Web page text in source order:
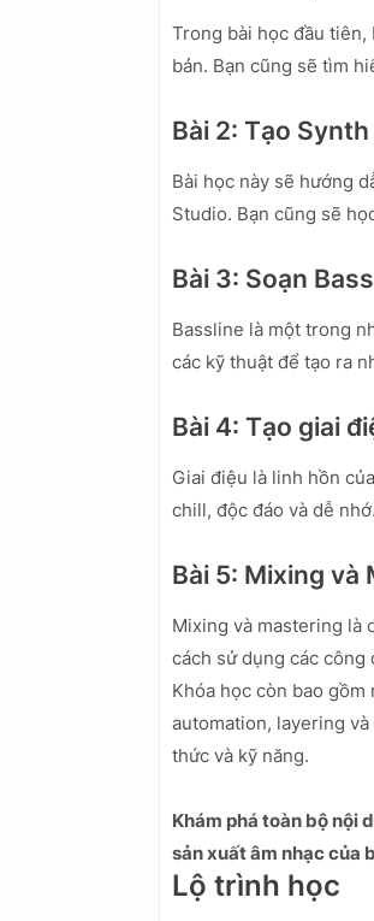
Trong bài học đầu tiên,
bản. Bạn cũng sẽ tìm
Bài 2: Tạo
Bài học này sẽ hướng
Studio. Bạn cũng sẽ
Bài 3: Soạn
Bassline là một trong
các kỹ thuật để tạo ra
Bài 4: Tạo giai
Giai điệu là linh hồn
chill, độc đáo và dễ nhớ.
Bài 5: Mixing và
Mixing và mastering là
cách sử dụng các công
Khóa học còn bao
automation, layering
thức và kỹ năng.
Khám phá toàn bộ nội
sản xuất âm nhạc của
Lộ trình học